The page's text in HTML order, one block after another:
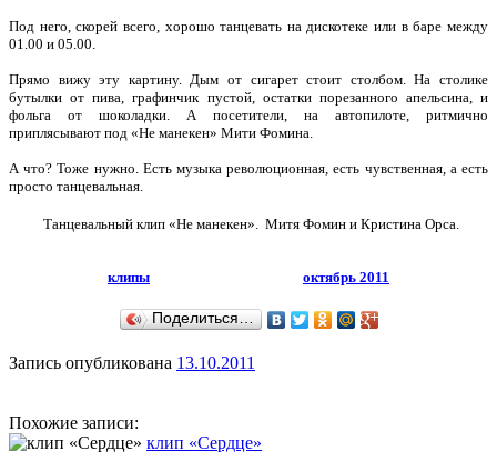
Под него, скорей всего, хорошо танцевать на дискотеке или в баре между
01.00 и 05.00.
Прямо вижу эту картину. Дым от сигарет стоит столбом. На столике
бутылки от пива, графинчик пустой, остатки порезанного апельсина, и
фольга от шоколадки. А посетители, на автопилоте, ритмично
приплясывают под «Не манекен» Мити Фомина.
А что? Тоже нужно. Есть музыка революционная, есть чувственная, а есть
просто танцевальная.
Танцевальный клип «Не манекен». Митя Фомин и Кристина Орса.
клипы октябрь 2011
Поделиться…
Запись опубликована 13.10.2011
Похожие записи:
клип «Сердце»